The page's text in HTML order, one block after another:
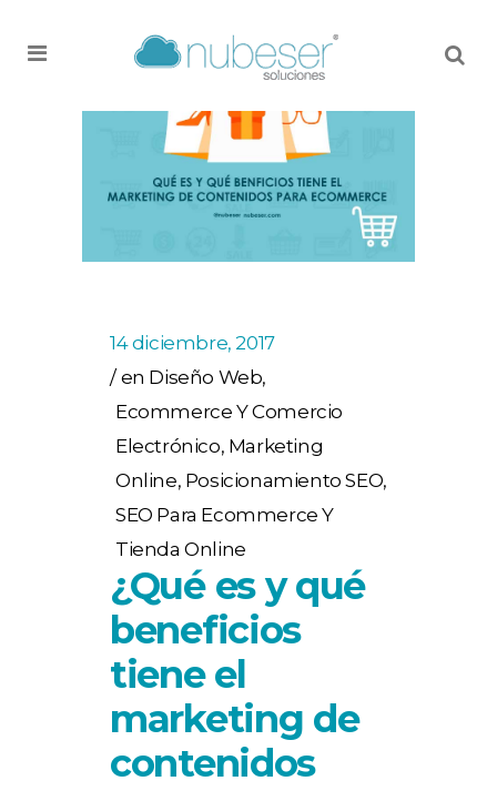
14 diciembre, 2017
en Diseño Web,
Ecommerce Y Comercio
Electrónico, Marketing
Online, Posicionamiento SEO,
SEO Para Ecommerce Y
Tienda Online
¿Qué es y qué
beneficios
tiene el
marketing de
contenidos